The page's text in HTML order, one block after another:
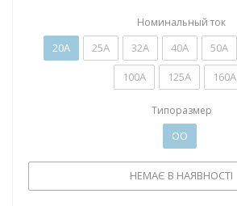
Номинальный ток
20А 25А 32А 40А 50А
100А
125А 160А
Типоразмер
ОО
НЕМАЄ В НАЯВНОСТІ